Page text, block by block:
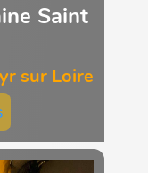
Saint
sur Loire